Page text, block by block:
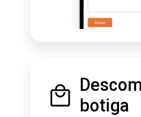
botiga